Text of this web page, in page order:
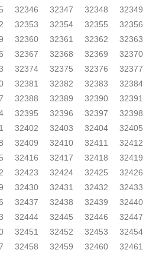
32346 32347 32348
32349
32353 32354 32355
32356
32360 32361 32362
32363
32367 32368 32369
32370
32374 32375 32376
32377
32381 32382 32383
32384
32388 32389 32390
32391
32395 32396 32397
32398
32402 32403 32404
32405
32409 32410 32411
32412
32416 32417 32418
32419
32423 32424 32425
32426
32430 32431 32432
32433
32437 32438 32439
32440
32444 32445 32446
32447
32451 32452 32453
32454
32458 32459 32460
32461